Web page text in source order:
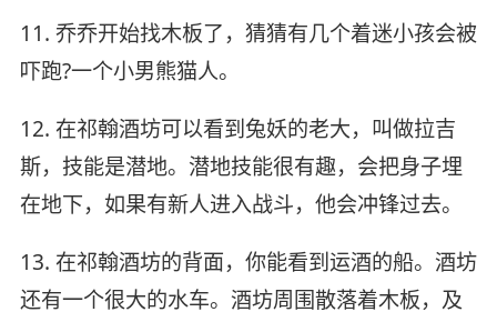
11. 乔乔开始找木板了，猜猜有几个着迷小孩会被
吓跑?一个小男熊猫人。
12. 在祁翰酒坊可以看到兔妖的老大，叫做拉吉
斯，技能是潜地。潜地技能很有趣，会把身子埋
在地下，如果有新人进入战斗，他会冲锋过去。
13. 在祁翰酒坊的背面，你能看到运酒的船。酒坊
还有一个很大的水车。酒坊周围散落着木板，及